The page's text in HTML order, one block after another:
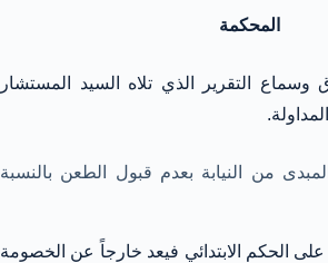
المحكمة
وسماع التقرير الذي تلاه السيد المستشار
من النيابة بعدم قبول الطعن بالنسبة
على الحكم الابتدائي فيعد خارجاً عن الخصومة